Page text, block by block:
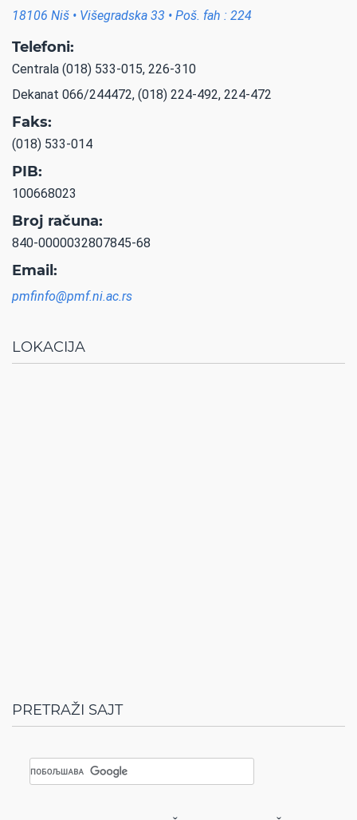
18106 Niš • Višegradska 33 • Poš. fah : 224
Telefoni:
Centrala (018) 533-015, 226-310
Dekanat 066/244472, (018) 224-492, 224-472
Faks:
(018) 533-014
PIB:
100668023
Broj računa:
840-0000032807845-68
Email:
pmfinfo@pmf.ni.ac.rs
LOKACIJA
PRETRAŽI SAJT